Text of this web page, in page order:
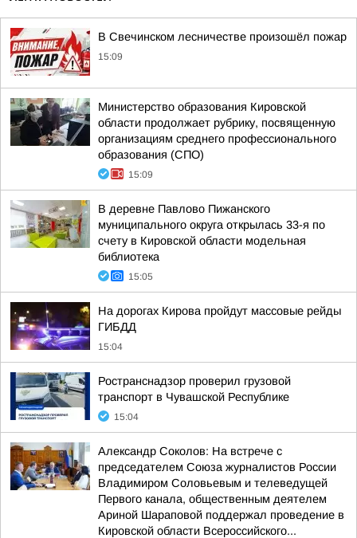
В Свечинском лесничестве произошёл пожар
15:09
Министерство образования Кировской
области продолжает рубрику, посвященную
организациям среднего профессионального
образования (СПО)
15:09
В деревне Павлово Пижанского
муниципального округа открылась 33-я по
счету в Кировской области модельная
библиотека
15:05
На дорогах Кирова пройдут массовые рейды
ГИБДД
15:04
Ространснадзор проверил грузовой
транспорт в Чувашской Республике
15:04
Александр Соколов: На встрече с
председателем Союза журналистов России
Владимиром Соловьевым и телеведущей
Первого канала, общественным деятелем
Ариной Шараповой поддержал проведение в
Кировской области Всероссийского...